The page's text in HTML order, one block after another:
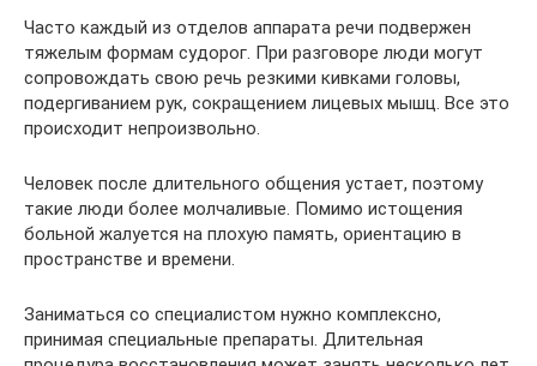
Часто каждый из отделов аппарата речи подвержен
тяжелым формам судорог. При разговоре люди могут
сопровождать свою речь резкими кивками головы,
подергиванием рук, сокращением лицевых мышц. Все это
происходит непроизвольно.
Человек после длительного общения устает, поэтому
такие люди более молчаливые. Помимо истощения
больной жалуется на плохую память, ориентацию в
пространстве и времени.
Заниматься со специалистом нужно комплексно,
принимая специальные препараты. Длительная